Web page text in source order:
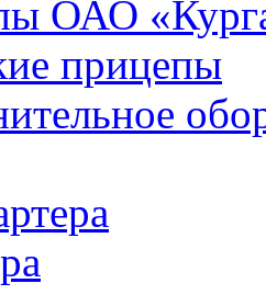
ОАО
прицепы